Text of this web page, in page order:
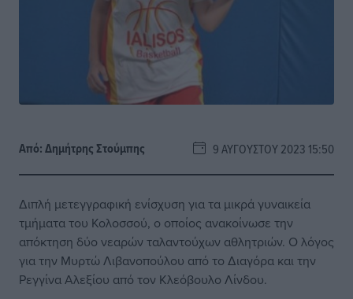
Από:Δημήτρης Στούμπης 9 ΑΥΓΟΎΣΤΟΥ 2023 15:50
Διπλή μετεγγραφική ενίσχυση για τα μικρά γυναικεία
τμήματα του Κολοσσού, ο οποίος ανακοίνωσε την
απόκτηση δύο νεαρών ταλαντούχων αθλητριών. Ο λόγος
για την Μυρτώ Λιβανοπούλου από το Διαγόρα και την
Ρεγγίνα Αλεξίου από τον Κλεόβουλο Λίνδου.